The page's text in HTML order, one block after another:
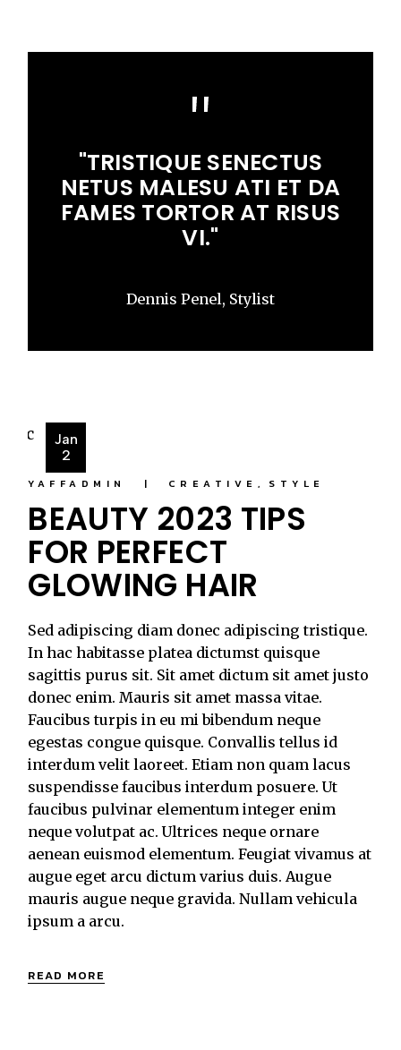
"TRISTIQUE SENECTUS
NETUS MALESU ATI ET DA
FAMES TORTOR AT RISUS
VI."
Dennis Penel, Stylist
Jan
2
YAFFADMIN CREATIVE STYLE
BEAUTY 2023 TIPS
FOR PERFECT
GLOWING HAIR
Sed adipiscing diam donec adipiscing tristique.
In hac habitasse platea dictumst quisque
sagittis purus sit. Sit amet dictum sit amet justo
donec enim. Mauris sit amet massa vitae.
Faucibus turpis in eu mi bibendum neque
egestas congue quisque. Convallis tellus id
interdum velit laoreet. Etiam non quam lacus
suspendisse faucibus interdum posuere. Ut
faucibus pulvinar elementum integer enim
neque volutpat ac. Ultrices neque ornare
aenean euismod elementum. Feugiat vivamus at
augue eget arcu dictum varius duis. Augue
mauris augue neque gravida. Nullam vehicula
ipsum a arcu.
READ MORE